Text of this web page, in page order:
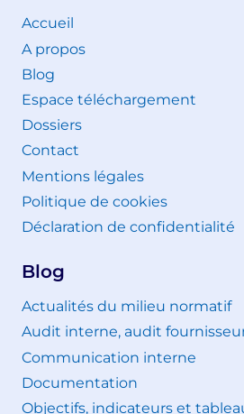
Accueil
A propos
Blog
Espace téléchargement
Dossiers
Contact
Mentions légales
Politique de cookies
Déclaration de confidentialité
Blog
Actualités du milieu normatif
Audit interne, audit
Communication interne
Documentation
Objectifs, indicateurs et